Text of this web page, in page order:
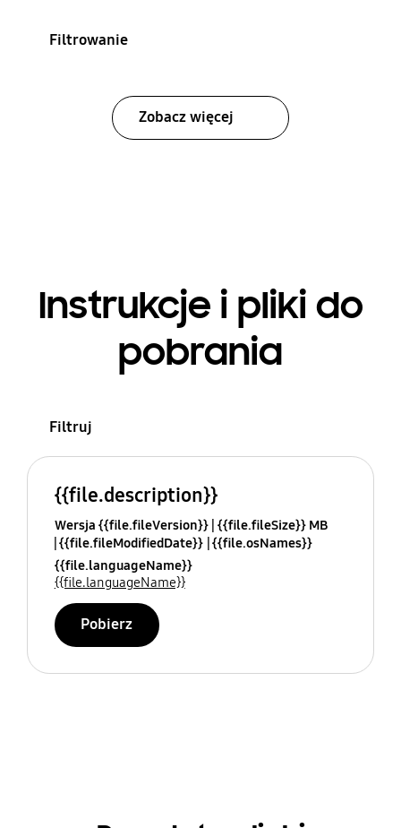
Filtrowanie
Zobacz więcej
Instrukcje i pliki do
pobrania
Filtruj
{{file.description}}
Wersja {{file.fileVersion}} {{file.fileSize}} MB
{{file.fileModifiedDate}} {{file.osNames}}
{{file.languageName}}
{{file.languageName}}
Pobierz